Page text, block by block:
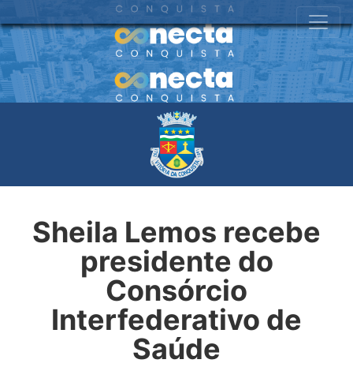
Sheila Lemos recebe
presidente do
Consórcio
Interfederativo de
Saúde